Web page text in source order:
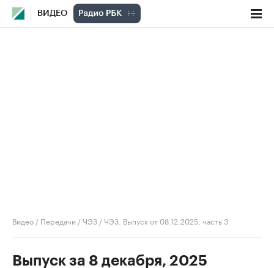
ВИДЕО
Видео / Передачи /ЧЭЗ /ЧЭЗ. Выпуск от 08.12.2025, часть 3
Выпуск за 8 декабря, 2025